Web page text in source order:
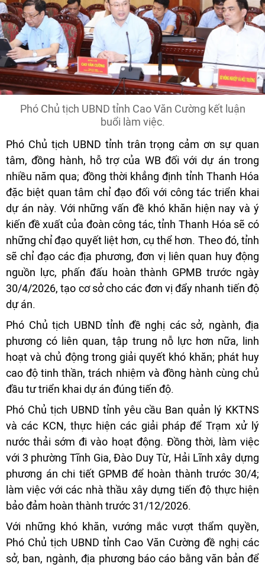
Phó Chủ tịch UBND tỉnh Cao Văn Cường kết luận
buổi làm việc.
Phó Chủ tịch UBND tỉnh trân trọng cảm ơn sự quan
tâm, đồng hành, hỗ trợ của WB đối với dự án trong
nhiều năm qua; đồng thời khẳng định tỉnh Thanh Hóa
đặc biệt quan tâm chỉ đạo đối với công tác triển khai
dự án này. Với những vấn đề khó khăn hiện nay và ý
kiến đề xuất của đoàn công tác, tỉnh Thanh Hóa sẽ có
những chỉ đạo quyết liệt hơn, cụ thể hơn. Theo đó, tỉnh
sẽ chỉ đạo các địa phương, đơn vị liên quan huy động
nguồn lực, phấn đấu hoàn thành GPMB trước ngày
30/4/2026, tạo cơ sở cho các đơn vị đẩy nhanh tiến độ
dự án.
Phó Chủ tịch UBND tỉnh đề nghị các sở, ngành, địa
phương có liên quan, tập trung nỗ lực hơn nữa, linh
hoạt và chủ động trong giải quyết khó khăn; phát huy
cao độ tinh thần, trách nhiệm và đồng hành cùng chủ
đầu tư triển khai dự án đúng tiến độ.
Phó Chủ tịch UBND tỉnh yêu cầu Ban quản lý KKTNS
và các KCN, thực hiện các giải pháp để Trạm xử lý
nước thải sớm đi vào hoạt động. Đồng thời, làm việc
với 3 phường Tĩnh Gia, Đào Duy Từ, Hải Lĩnh xây dựng
phương án chi tiết GPMB để hoàn thành trước 30/4;
làm việc với các nhà thầu xây dựng tiến độ thực hiện
bảo đảm hoàn thành trước 31/12/2026.
Với những khó khăn, vướng mắc vượt thẩm quyền,
Phó Chủ tịch UBND tỉnh Cao Văn Cường đề nghị các
sở, ban, ngành, địa phương báo cáo bằng văn bản để